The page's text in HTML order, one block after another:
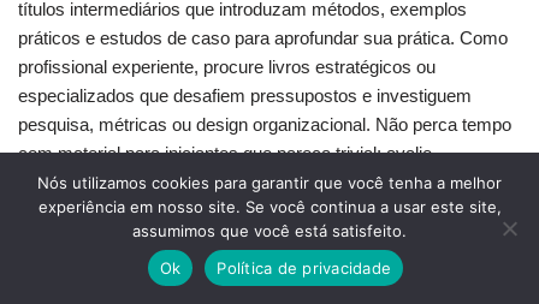
títulos intermediários que introduzam métodos, exemplos
práticos e estudos de caso para aprofundar sua prática. Como
profissional experiente, procure livros estratégicos ou
especializados que desafiem pressupostos e investiguem
pesquisa, métricas ou design organizacional. Não perca tempo
com material para iniciantes que pareça trivial; avalie
honestamente seu histórico e seus objetivos de aprendizagem.
Por fim, dê preferência a livros cujas atividades e exemplos
estejam alinhados ao seu nível para que você possa aplicar os
conceitos imediatamente e melhorar seu trabalho.
Nós utilizamos cookies para garantir que você tenha a melhor
experiência em nosso site. Se você continua a usar este site,
assumimos que você está satisfeito.
Ok
Política de privacidade